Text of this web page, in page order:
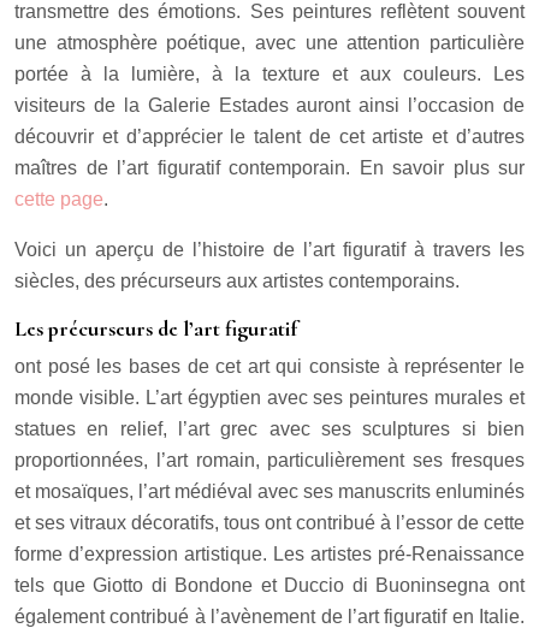
transmettre des émotions. Ses peintures reflètent souvent
une atmosphère poétique, avec une attention particulière
portée à la lumière, à la texture et aux couleurs. Les
visiteurs de la Galerie Estades auront ainsi l’occasion de
découvrir et d’apprécier le talent de cet artiste et d’autres
maîtres de l’art figuratif contemporain. En savoir plus sur
cette page.
Voici un aperçu de l’histoire de l’art figuratif à travers les
siècles, des précurseurs aux artistes contemporains.
Les précurseurs de l’art figuratif
ont posé les bases de cet art qui consiste à représenter le
monde visible. L’art égyptien avec ses peintures murales et
statues en relief, l’art grec avec ses sculptures si bien
proportionnées, l’art romain, particulièrement ses fresques
et mosaïques, l’art médiéval avec ses manuscrits enluminés
et ses vitraux décoratifs, tous ont contribué à l’essor de cette
forme d’expression artistique. Les artistes pré-Renaissance
tels que Giotto di Bondone et Duccio di Buoninsegna ont
également contribué à l’avènement de l’art figuratif en Italie.